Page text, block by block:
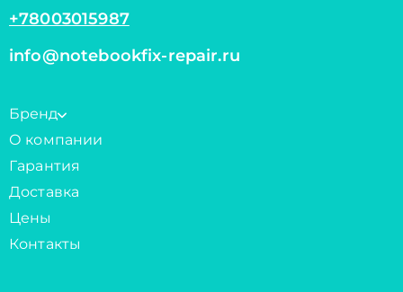
+78003015987
info@notebookfix-repair.ru
Бренд
О компании
Гарантия
Доставка
Цены
Контакты